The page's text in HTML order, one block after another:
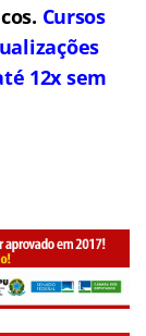
Cursos
12x sem